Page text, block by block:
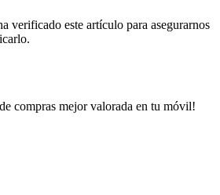
verificado este artículo para asegurarnos
compras mejor valorada en tu móvil!